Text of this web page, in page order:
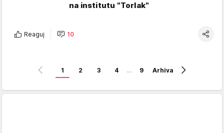
na institutu "Torlak"
Reaguj 10
1 2 3 4 … 9 Arhiva